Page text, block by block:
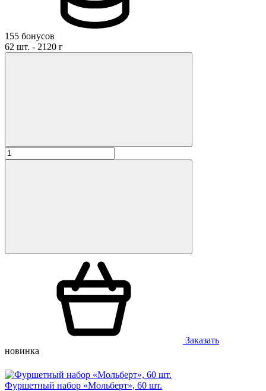
155 бонусов
62 шт. - 2120 г
Заказать
новинка
Фуршетный набор «Мольберт», 60 шт.